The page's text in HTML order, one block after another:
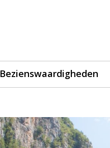
Bezienswaardigheden